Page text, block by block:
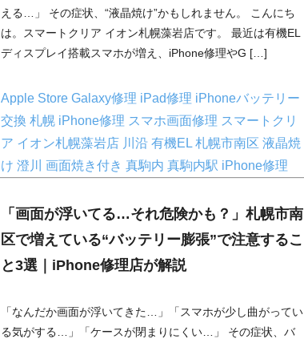
える…」 その症状、“液晶焼け”かもしれません。 こんにち
は。スマートクリア イオン札幌藻岩店です。 最近は有機EL
ディスプレイ搭載スマホが増え、iPhone修理やG […]
Apple Store Galaxy修理 iPad修理 iPhoneバッテリー
交換 札幌 iPhone修理 スマホ画面修理 スマートクリ
ア イオン札幌藻岩店 川沿 有機EL 札幌市南区 液晶焼
け 澄川 画面焼き付き 真駒内 真駒内駅 iPhone修理
「画面が浮いてる…それ危険かも？」札幌市南
区で増えている“バッテリー膨張”で注意するこ
と3選｜iPhone修理店が解説
「なんだか画面が浮いてきた…」「スマホが少し曲がってい
る気がする…」「ケースが閉まりにくい…」 その症状、バ